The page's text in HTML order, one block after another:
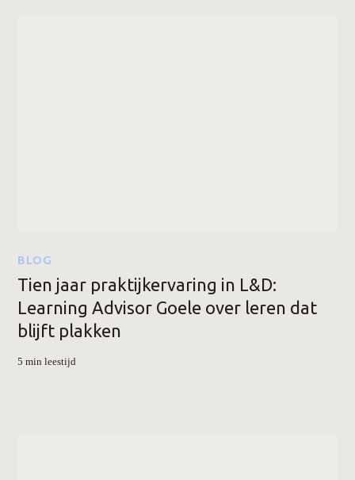
BLOG
Tien jaar praktijkervaring in L&D:
Learning Advisor Goele over leren dat
blijft plakken
5 min leestijd